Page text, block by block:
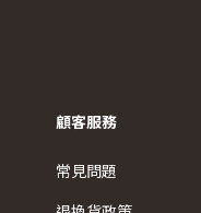
顧客服務
常見問題